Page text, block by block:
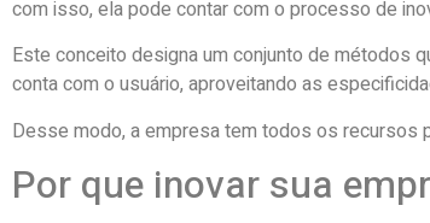
com isso, ela pode contar com o processo de
Este conceito designa um conjunto de métodos
conta com o usuário, aproveitando as
Desse modo, a empresa tem todos os recursos
Por que inovar sua